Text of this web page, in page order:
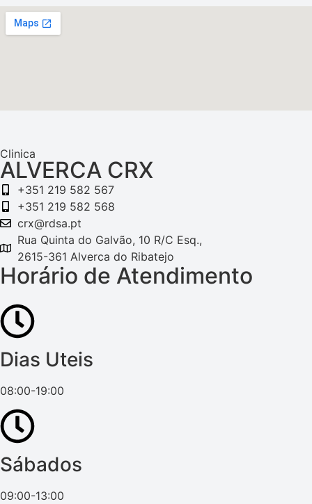
Clinica
ALVERCA CRX
+351 219 582 567
+351 219 582 568
crx@rdsa.pt
Rua Quinta do Galvão, 10 R/C Esq.,
2615-361 Alverca do Ribatejo
Horário de Atendimento
Dias Uteis
08:00-19:00
Sábados
09:00-13:00